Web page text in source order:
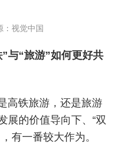
：视觉中国
与“旅游”如何更好共
高铁旅游，还是旅游
展的价值导向下、“双
有一番较大作为。